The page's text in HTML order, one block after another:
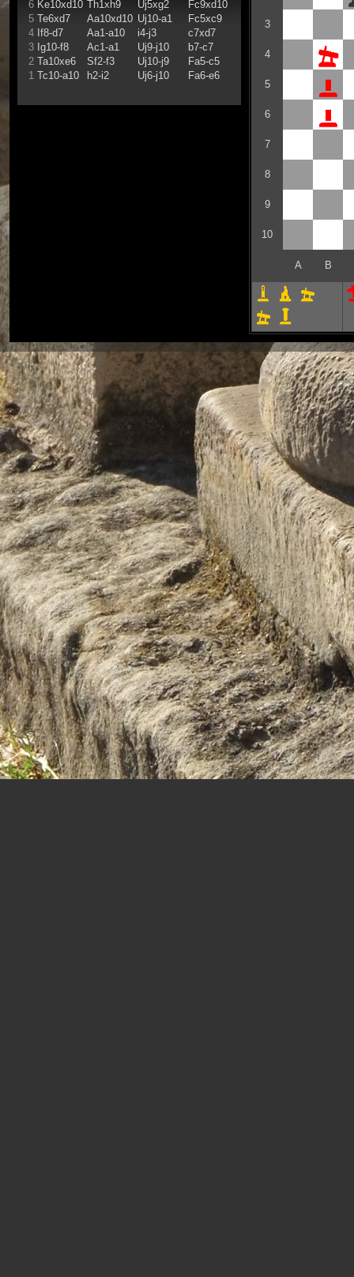
6 Ke10xd10 Th1xh9 Uj5xg2
Fc9xd10
5 Te6xd7 Aa10xd10 Uj10-a1
Fc5xc9
4 If8-d7 Aa1-a10 i4-j3
c7xd7
3 Ig10-f8 Ac1-a1 Uj9-j10
b7-c7
2 Ta10xe6 Sf2-f3 Uj10-j9
Fa5-c5
1 Tc10-a10 h2-i2 Uj6-j10 Fa6-e6
3
4
5
6
7
8
9
10
A B